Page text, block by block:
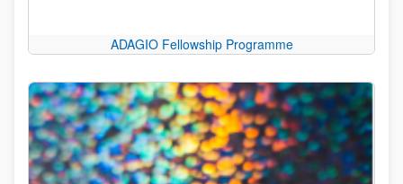
ADAGIO Fellowship Programme